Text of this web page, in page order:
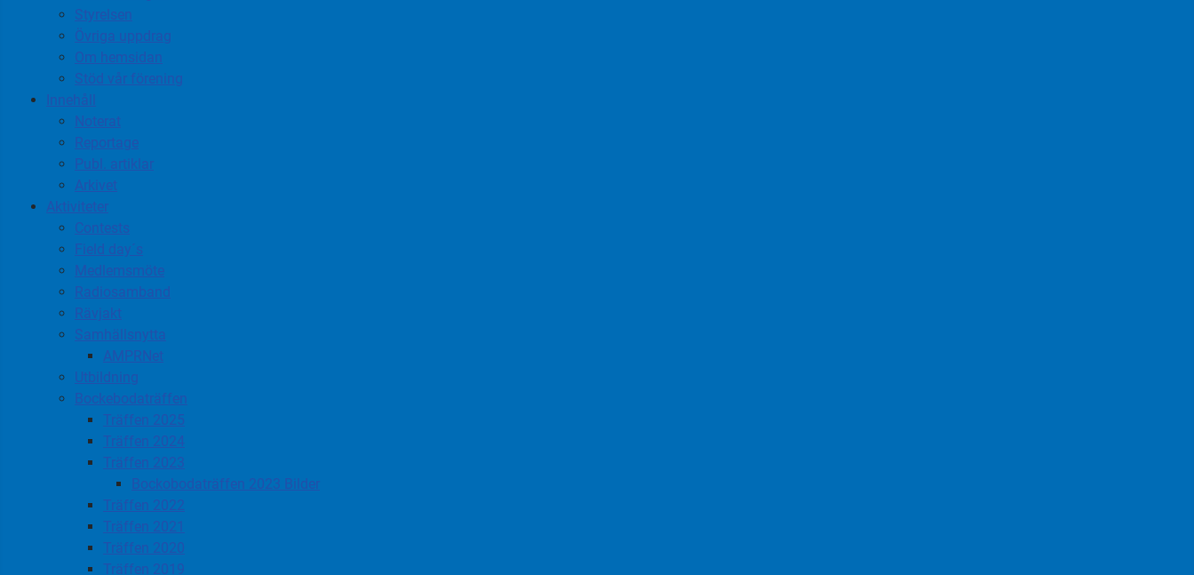
Styrelsen
Övriga uppdrag
Om hemsidan
Stöd vår förening
Innehåll
Noterat
Reportage
Publ. artiklar
Arkivet
Aktiviteter
Contests
Field day´s
Medlemsmöte
Radiosamband
Rävjakt
Samhällsnytta
AMPRNet
Utbildning
Bockebodaträffen
Träffen 2025
Träffen 2024
Träffen 2023
Bockobodaträffen 2023 Bilder
Träffen 2022
Träffen 2021
Träffen 2020
Träffen 2019